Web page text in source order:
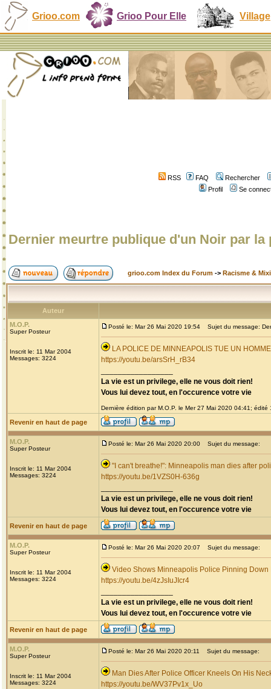
Grioo.com Grioo Pour Elle Village
RSS FAQ
Rechercher
Profil
Se
Dernier meurtre publique d'un Noir par la
grioo.com Index du Forum -> Racisme &
Auteur
M.O.P.
Super Posteur
Inscrit le: 11 Mar 2004
Messages: 3224
Posté le: Mar 26 Mai 2020 19:54 Sujet du message:
LA POLICE DE MINNEAPOLIS TUE UN
https://youtu.be/arsSrH_rB34
La vie est un privilege, elle ne vous doit rien!
Vous lui devez tout, en l'occurence votre vie
Dernière édition par M.O.P. le Mer 27 Mai 2020 04:41; édité
Revenir en haut de page
M.O.P.
Super Posteur
Inscrit le: 11 Mar 2004
Messages: 3224
Posté le: Mar 26 Mai 2020 20:00 Sujet du message:
"I can't breathe!": Minneapolis man dies after
https://youtu.be/1VZS0H-636g
La vie est un privilege, elle ne vous doit rien!
Vous lui devez tout, en l'occurence votre vie
Revenir en haut de page
M.O.P.
Super Posteur
Inscrit le: 11 Mar 2004
Messages: 3224
Posté le: Mar 26 Mai 2020 20:07 Sujet du message:
Video Shows Minneapolis Police Pinning
https://youtu.be/4zJsIuJIcr4
La vie est un privilege, elle ne vous doit rien!
Vous lui devez tout, en l'occurence votre vie
Revenir en haut de page
M.O.P.
Super Posteur
Inscrit le: 11 Mar 2004
Messages: 3224
Posté le: Mar 26 Mai 2020 20:11 Sujet du message:
Man Dies After Police Officer Kneels On His
https://youtu.be/WV37Pv1x_Uo